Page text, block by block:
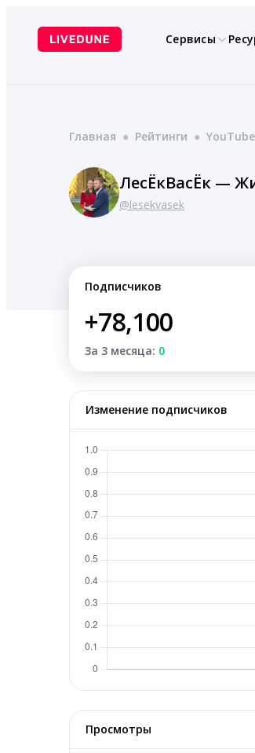
содержимому
Сервисы
Главная ● Рейтинги ● YouTube
ЛесЁкВасЁк —
@lesekvasek
Подписчиков
+78,100
За 3 месяца: 0
Изменение подписчиков
Просмотры